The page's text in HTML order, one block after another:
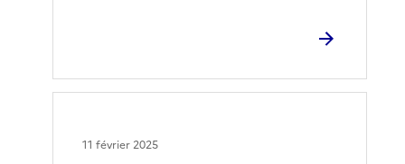
11 février 2025